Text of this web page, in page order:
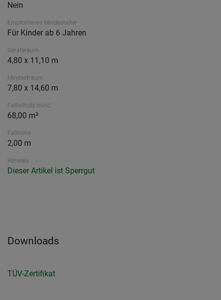
Nein
Empfohlenes Mindestalter
Für Kinder ab 6 Jahren
Geräteraum
4,80 x 11,10 m
Mindestraum
7,80 x 14,60 m
Fallschutz mind.
68,00 m²
Fallhöhe
2,00 m
Hinweis
Dieser Artikel ist Sperrgut
Downloads
TÜV-Zertifikat